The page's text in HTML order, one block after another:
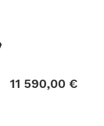
11 590,00 €